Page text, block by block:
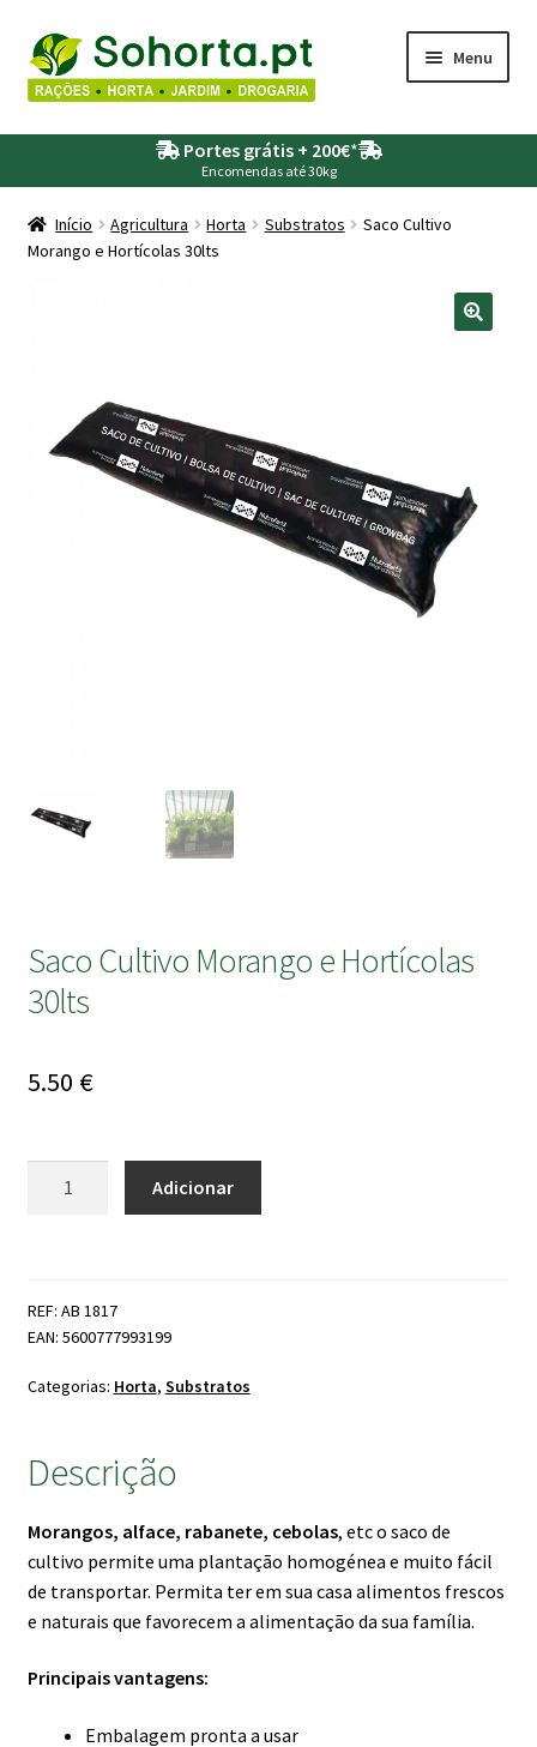
Ir
para
a
navegação
Saltar
para
o
conteúdo
Menu
Agricultura
Drogaria
Piscinas
Portes grátis + 200€*
Encomendas até 30kg
Início Agricultura Horta Substratos
Saco Cultivo
Morango e Hortícolas 30lts
Saco Cultivo Morango e Hortícolas
30lts
5.50 €
e
30lts
Adicionar
REF: AB 1817
EAN: 5600777993199
Categorias: Horta, Substratos
Descrição
Morangos, alface, rabanete, cebolas, etc o saco de
cultivo permite uma plantação homogénea e muito fácil
de transportar. Permita ter em sua casa alimentos frescos
e naturais que favorecem a alimentação da sua família.
Principais vantagens:
Embalagem pronta a usar